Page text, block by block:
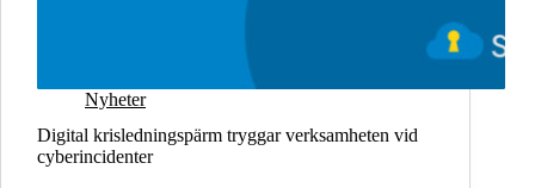
Nyheter
Digital krisledningspärm tryggar verksamheten vid
cyberincidenter